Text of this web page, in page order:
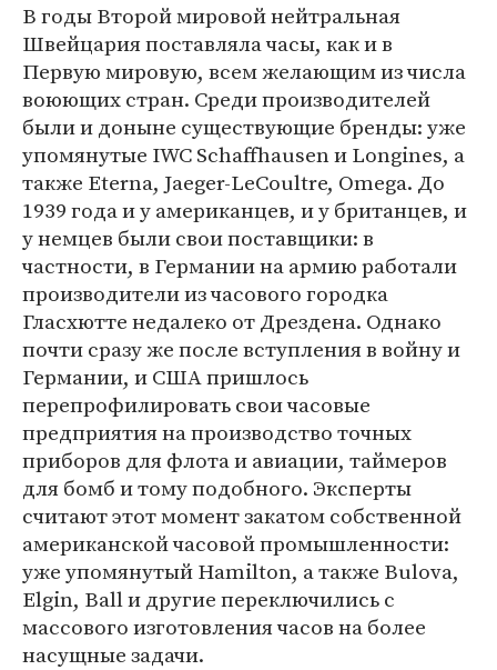
В годы Второй мировой нейтральная
Швейцария поставляла часы, как и в
Первую мировую, всем желающим из числа
воюющих стран. Среди производителей
были и доныне существующие бренды: уже
упомянутые IWC Schaffhausen и Longines, а
также Eterna, Jaeger-LeCoultre, Omega. До
1939 года и у американцев, и у британцев, и
у немцев были свои поставщики: в
частности, в Германии на армию работали
производители из часового городка
Гласхютте недалеко от Дрездена. Однако
почти сразу же после вступления в войну и
Германии, и США пришлось
перепрофилировать свои часовые
предприятия на производство точных
приборов для флота и авиации, таймеров
для бомб и тому подобного. Эксперты
считают этот момент закатом собственной
американской часовой промышленности:
уже упомянутый Hamilton, а также Bulova,
Elgin, Ball и другие переключились с
массового изготовления часов на более
насущные задачи.